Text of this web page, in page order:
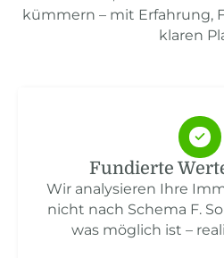
kümmern – mit Erfahrung,
klaren
Fundierte
Wir analysieren Ihre
nicht nach Schema F.
was möglich ist –